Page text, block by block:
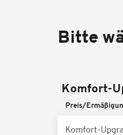
Bitte
Komfort-
Preis/
Komfort-